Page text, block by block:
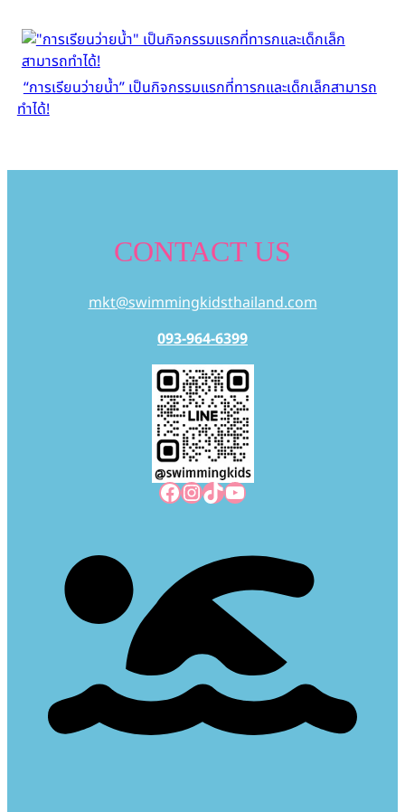
“การเรียนว่ายน้ำ” เป็นกิจกรรมแรกที่ทารกและเด็กเล็กสามารถ
ทำได้!
CONTACT US
mkt@swimmingkidsthailand.com
093-964-6399
Facebook
Instagram
TikTok
YouTube